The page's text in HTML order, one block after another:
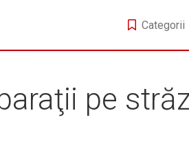
Categorii
pe